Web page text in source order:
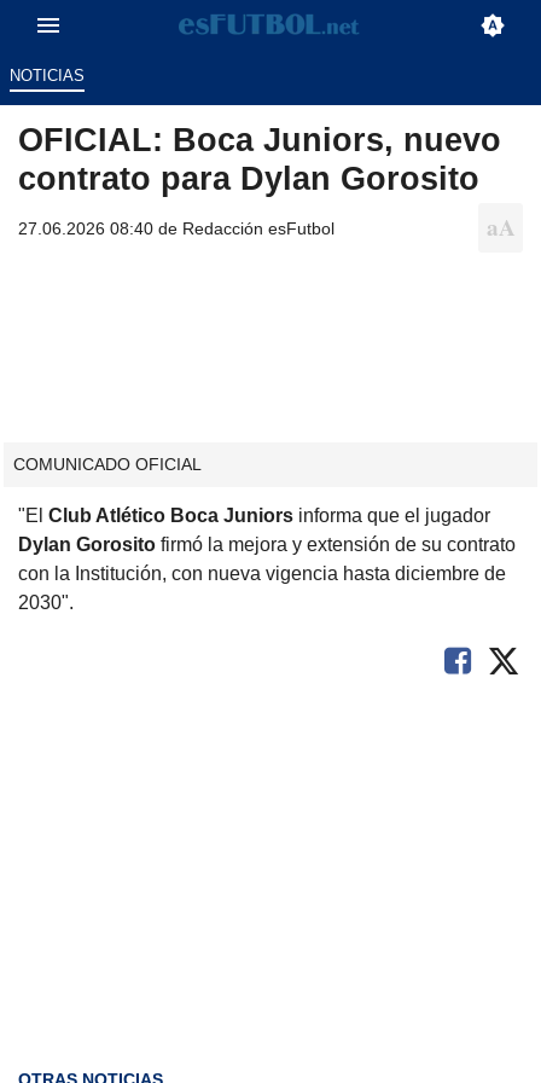
NOTICIAS
OFICIAL: Boca Juniors, nuevo
contrato para Dylan Gorosito
27.06.2026 08:40 de Redacción esFutbol
COMUNICADO OFICIAL
"El Club Atlético Boca Juniors informa que el jugador
Dylan Gorosito firmó la mejora y extensión de su contrato
con la Institución, con nueva vigencia hasta diciembre de
2030".